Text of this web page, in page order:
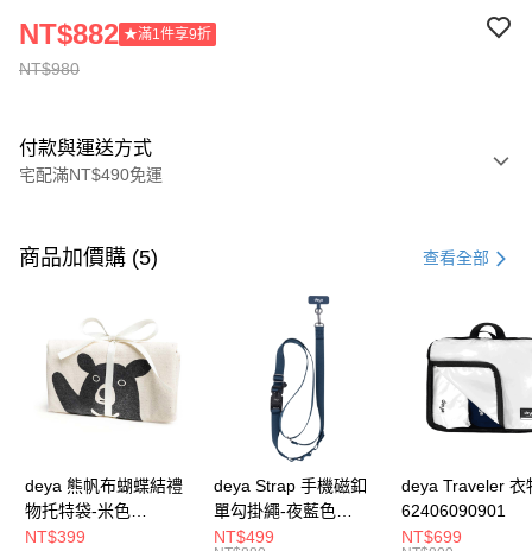
NT$980
NT$882 ★滿1件享9折
付款與運送方式
宅配滿NT$490免運
信用卡一次付款
3 期 0 利率 每期 21家銀行
合作金庫商業銀行
第一商業銀行
華南商業銀行
彰化商業銀行
上海商業儲蓄銀行
台北富邦商業銀行
兆豐國際商業銀行
臺灣中小企業銀行
台中商業銀行
匯豐（台灣）商業銀行
華泰商業銀行
聯邦商業銀行
遠東國際商業銀行
超商取貨付款
街口支付
商品加價購 (5) 查看全部
deya 熊帆布蝴蝶結禮
物托特袋-米色
22020409
NT$399
deya Strap 手機磁釦
單勾掛繩-夜藍色
62611105501
NT$499
deya Traveler 衣
62406090901
NT$699